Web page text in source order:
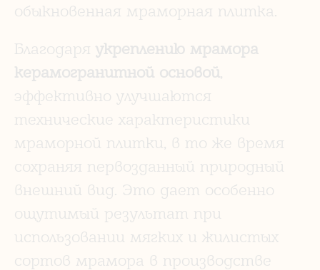
обыкновенная мраморная плитка.
Благодаря укреплению мрамора
керамогранитной основой
эффективно улучшаются
технические характеристики
мраморной плитки, в то же время
сохраняя первозданный природный
внешний вид. Это дает особенно
ощутимый результат при
использовании мягких и жилистых
сортов мрамора в производстве